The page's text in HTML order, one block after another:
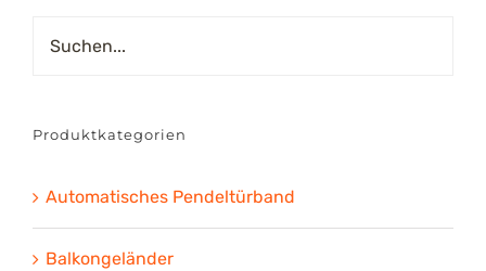
Produktkategorien
Automatisches Pendeltürband
Balkongeländer